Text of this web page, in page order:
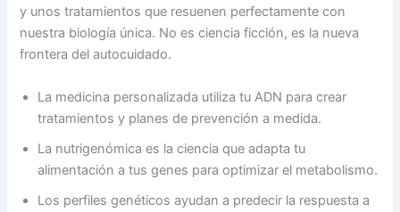
y unos tratamientos que resuenen perfectamente con
nuestra biología única. No es ciencia ficción, es la nueva
frontera del autocuidado.
La medicina personalizada utiliza tu ADN para crear
tratamientos y planes de prevención a medida.
La nutrigenómica es la ciencia que adapta tu
alimentación a tus genes para optimizar el metabolismo.
Los perfiles genéticos ayudan a predecir la respuesta a